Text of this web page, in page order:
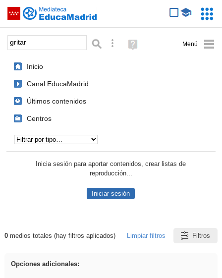
Saltar navegación
Palabra o frase: Búsqueda avanzada
Ayuda
(en
Inicio
Canal EducaMadrid
Últimos contenidos
Centros
Inicia sesión para aportar contenidos, crear listas de
reproducción...
Iniciar sesión
Resultados de: gritar
0medios totales (hay filtros aplicados) Limpiar filtros Filtros
Opciones adicionales: